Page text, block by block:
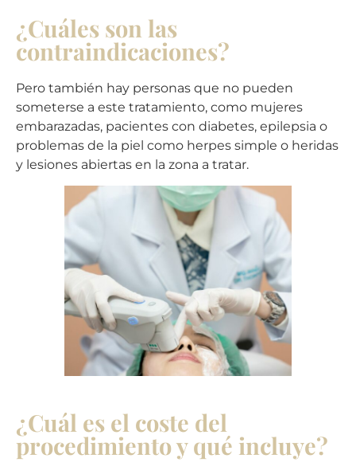
¿Cuáles son las
contraindicaciones?
Pero también hay personas que no pueden
someterse a este tratamiento, como mujeres
embarazadas, pacientes con diabetes, epilepsia o
problemas de la piel como herpes simple o heridas
y lesiones abiertas en la zona a tratar.
¿Cuál es el coste del
procedimiento y qué incluye?